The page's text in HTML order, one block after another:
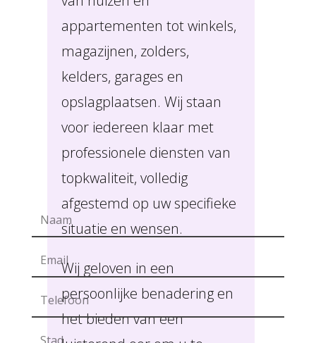
appartementen tot winkels,
magazijnen, zolders,
kelders, garages en
opslagplaatsen. Wij staan
voor iedereen klaar met
professionele diensten van
topkwaliteit, volledig
afgestemd op uw specifieke
situatie en wensen.
Wij geloven in een
persoonlijke benadering en
het bieden van een